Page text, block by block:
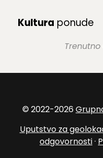
Kultura ponude
© 2022-2026
Uputstvo za
odgovornosti·